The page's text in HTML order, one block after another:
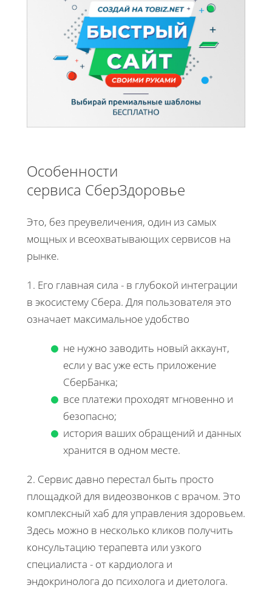
Особенности
сервиса СберЗдоровье
Это, без преувеличения, один из самых
мощных и всеохватывающих сервисов на
рынке.
1. Его главная сила - в глубокой интеграции
в экосистему Сбера. Для пользователя это
означает максимальное удобство
не нужно заводить новый аккаунт,
если у вас уже есть приложение
СберБанка;
все платежи проходят мгновенно и
безопасно;
история ваших обращений и данных
хранится в одном месте.
2. Сервис давно перестал быть просто
площадкой для видеозвонков с врачом. Это
комплексный хаб для управления здоровьем.
Здесь можно в несколько кликов получить
консультацию терапевта или узкого
специалиста - от кардиолога и
эндокринолога до психолога и диетолога.